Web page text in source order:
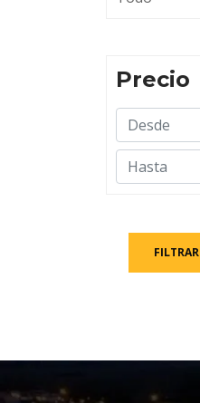
Precio
FILTRAR